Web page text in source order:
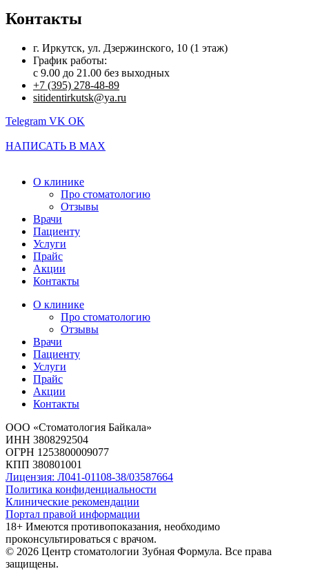
Контакты
г. Иркутск, ул. Дзержинского, 10 (1 этаж)
График работы:
с 9.00 до 21.00 без выходных
+7 (395) 278-48-89
sitidentirkutsk@ya.ru
Telegram VK OK
НАПИСАТЬ В MAX
О клинике
Про стоматологию
Отзывы
Врачи
Пациенту
Услуги
Прайс
Акции
Контакты
О клинике
Про стоматологию
Отзывы
Врачи
Пациенту
Услуги
Прайс
Акции
Контакты
ООО «Стоматология Байкала»
ИНН 3808292504
ОГРН 1253800009077
КПП 380801001
Лицензия: Л041-01108-38/03587664
Политика конфиденциальности
Клинические рекомендации
Портал правой информации
18+ Имеются противопоказания, необходимо
проконсультироваться с врачом.
© 2026 Центр стоматологии Зубная Формула. Все права
защищены.